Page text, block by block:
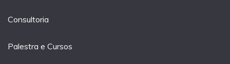
Consultoria
Palestra e Cursos